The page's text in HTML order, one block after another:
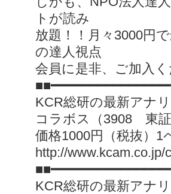
トが読み
放題！！月々3000円
の達人視点
会員に是非、ご加入
KCR総研の最新アナ
コラボス（3908 東
価格1000円（税抜）1
http://www.kcam.co.jp/
KCR総研の最新アナ